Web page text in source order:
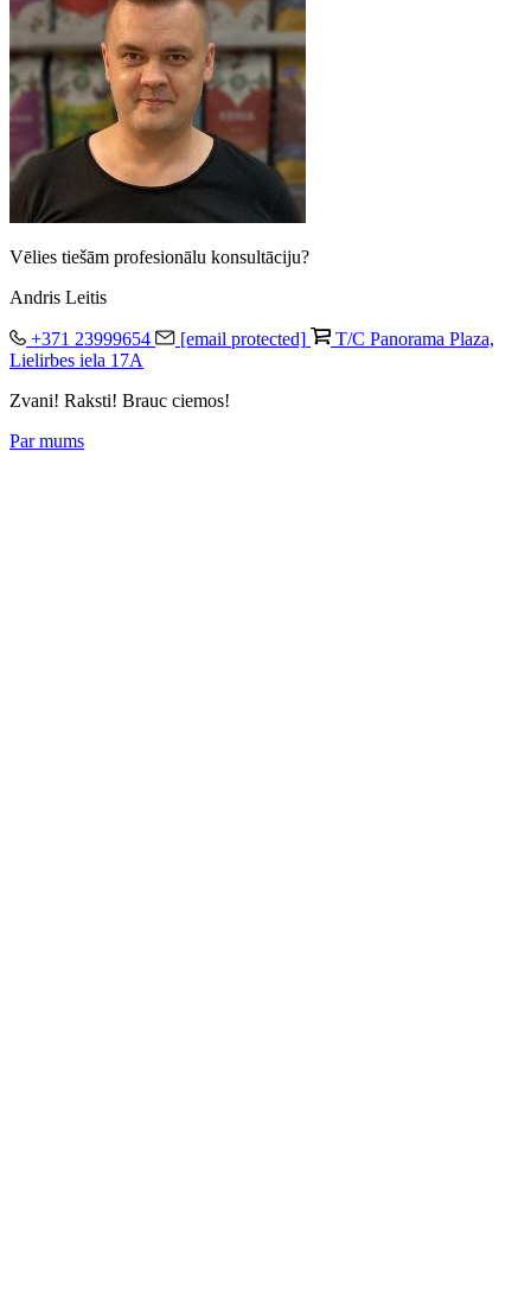
Vēlies tiešām profesionālu konsultāciju?
Andris Leitis
+371 23999654 [email protected]
T/C Panorama Plaza,
Lielirbes iela 17A
Zvani! Raksti! Brauc ciemos!
Par mums